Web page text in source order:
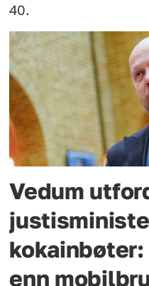
40.
Vedum
enn